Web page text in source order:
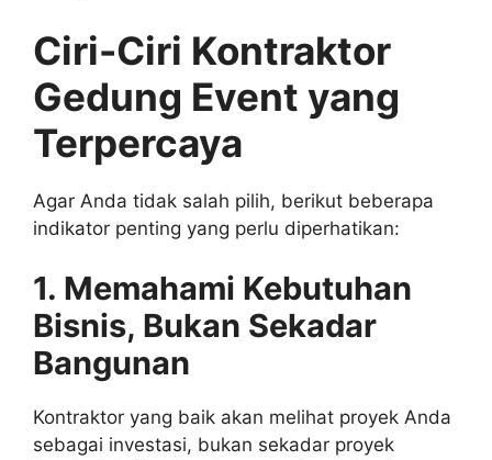
Ciri-Ciri Kontraktor
Gedung Event yang
Terpercaya
Agar Anda tidak salah pilih, berikut beberapa
indikator penting yang perlu diperhatikan:
1. Memahami Kebutuhan
Bisnis, Bukan Sekadar
Bangunan
Kontraktor yang baik akan melihat proyek Anda
sebagai investasi, bukan sekadar proyek